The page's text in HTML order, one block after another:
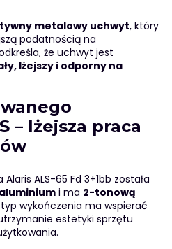
metalowy uchwyt, który
podatnością na
że uchwyt jest
lżejszy i odporny na
– lżejsza praca
ALS-65 Fd 3+1bb została
i ma 2-tonową
typ wykończenia ma wspierać
estetyki sprzętu